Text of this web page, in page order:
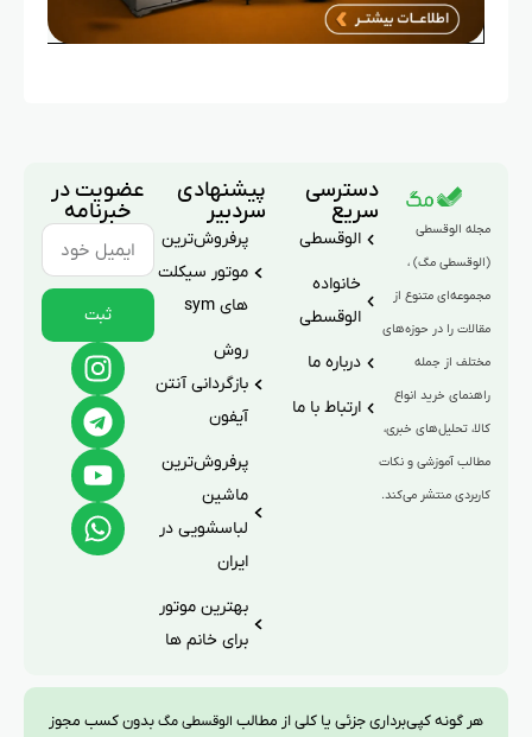
مجله الوقسطی
(الوقسطی مگ) ،
مجموعه‌ای متنوع از
مقالات را در حوزه‌های
مختلف از جمله
راهنمای خرید انواع
کالا، تحلیل‌های خبری،
مطالب آموزشی و نکات
کاربردی منتشر می‌کند.
دسترسی
سریع
الوقسطی
خانواده
الوقسطی
درباره ما
ارتباط با ما
پیشنهادی
سردبیر
پرفروش‌ترین
موتور سیکلت
های sym
روش
بازگردانی آنتن
آیفون
پرفروش‌ترین
ماشین
لباسشویی در
ایران
بهترین موتور
برای خانم ها
عضویت در
خبرنامه
ثبت
هر گونه کپی‌برداری جزئی یا کلی از مطالب الوقسطی مگبدون کسب مجوز